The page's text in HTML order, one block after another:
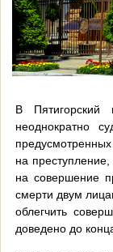
В Пятигорский
неоднократно
на
на совершение
смерти двум
облегчить
доведено до